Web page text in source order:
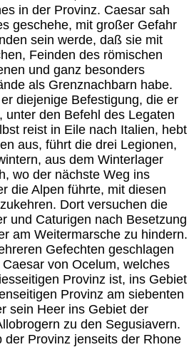
in der Provinz. Caesar sah
geschehe, mit großer Gefahr
sein werde, daß sie mit
Feinden des römischen
und ganz besonders
als Grenznachbarn habe.
diejenige Befestigung, die er
unter den Befehl des Legaten
reist in Eile nach Italien, hebt
aus, führt die drei Legionen,
aus dem Winterlager
wo der nächste Weg ins
die Alpen führte, mit diesen
Dort versuchen die
und Caturigen nach Besetzung
am Weitermarsche zu hindern.
Gefechten geschlagen
von Ocelum, welches
Provinz ist, ins Gebiet
Provinz am siebenten
sein Heer ins Gebiet der
zu den Segusiavern.
der Provinz jenseits der Rhone